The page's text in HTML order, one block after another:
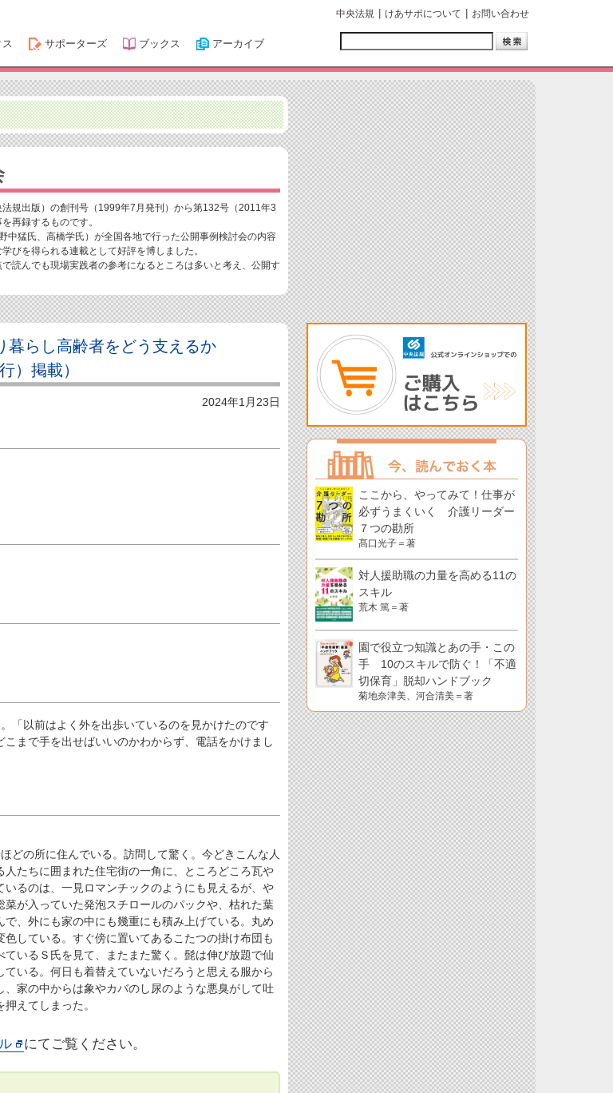
ス サポーターズ ブックス アーカイブ
中央法規 けあサポについて お問い合わせ
規出版）の創刊号（1999年7月発刊）から第132号（2011年3
再録するものです。
中猛氏、高橋学氏）が全国各地で行った公開事例検討会の内容
びを得られる連載として好評を博しました。
読んでも現場実践者の参考になるところは多いと考え、公開す
らし高齢者をどう支えるか
）掲載）
2024年1月23日
「以前はよく外を出歩いているのを見かけたのです
まで手を出せばいいのかわからず、電話をかけまし
どの所に住んでいる。訪問して驚く。今どきこんな人
たちに囲まれた住宅街の一角に、ところどころ瓦や
るのは、一見ロマンチックのようにも見えるが、や
が入っていた発泡スチロールのパックや、枯れた葉
、外にも家の中にも幾重にも積み上げている。丸め
している。すぐ傍に置いてあるこたつの掛け布団も
いるＳ氏を見て、またまた驚く。髭は伸び放題で仙
いる。何日も着替えていないだろうと思える服から
家の中からは象やカバのし尿のような悪臭がして吐
えてしまった。
にてご覧ください。
ここから、やってみて！仕事が
必ずうまくいく 介護リーダー
７つの勘所
髙口光子＝著
対人援助職の力量を高める11の
スキル
荒木 篤＝著
園で役立つ知識とあの手・この
手 10のスキルで防ぐ！「不適
切保育」脱却ハンドブック
菊地奈津美、河合清美＝著